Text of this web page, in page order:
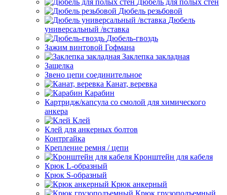
Дюбель для полых стен
Дюбель резьбовой
Дюбель
универсальный /вставка
Дюбель-гвоздь
Зажим винтовой Гофмана
Заклепка закладная
Защелка
Звено цепи соединительное
Канат, веревка
Карабин
Картридж/капсула со смолой для химического
анкера
Клей
Клей для анкерных болтов
Контргайка
Крепление ремня / цепи
Кронштейн для кабеля
Крюк L-образный
Крюк S-образный
Крюк анкерный
Крюк грузоподъемный